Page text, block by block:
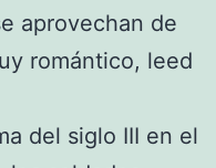
aprovechan de
romántico, leed
del siglo III en el